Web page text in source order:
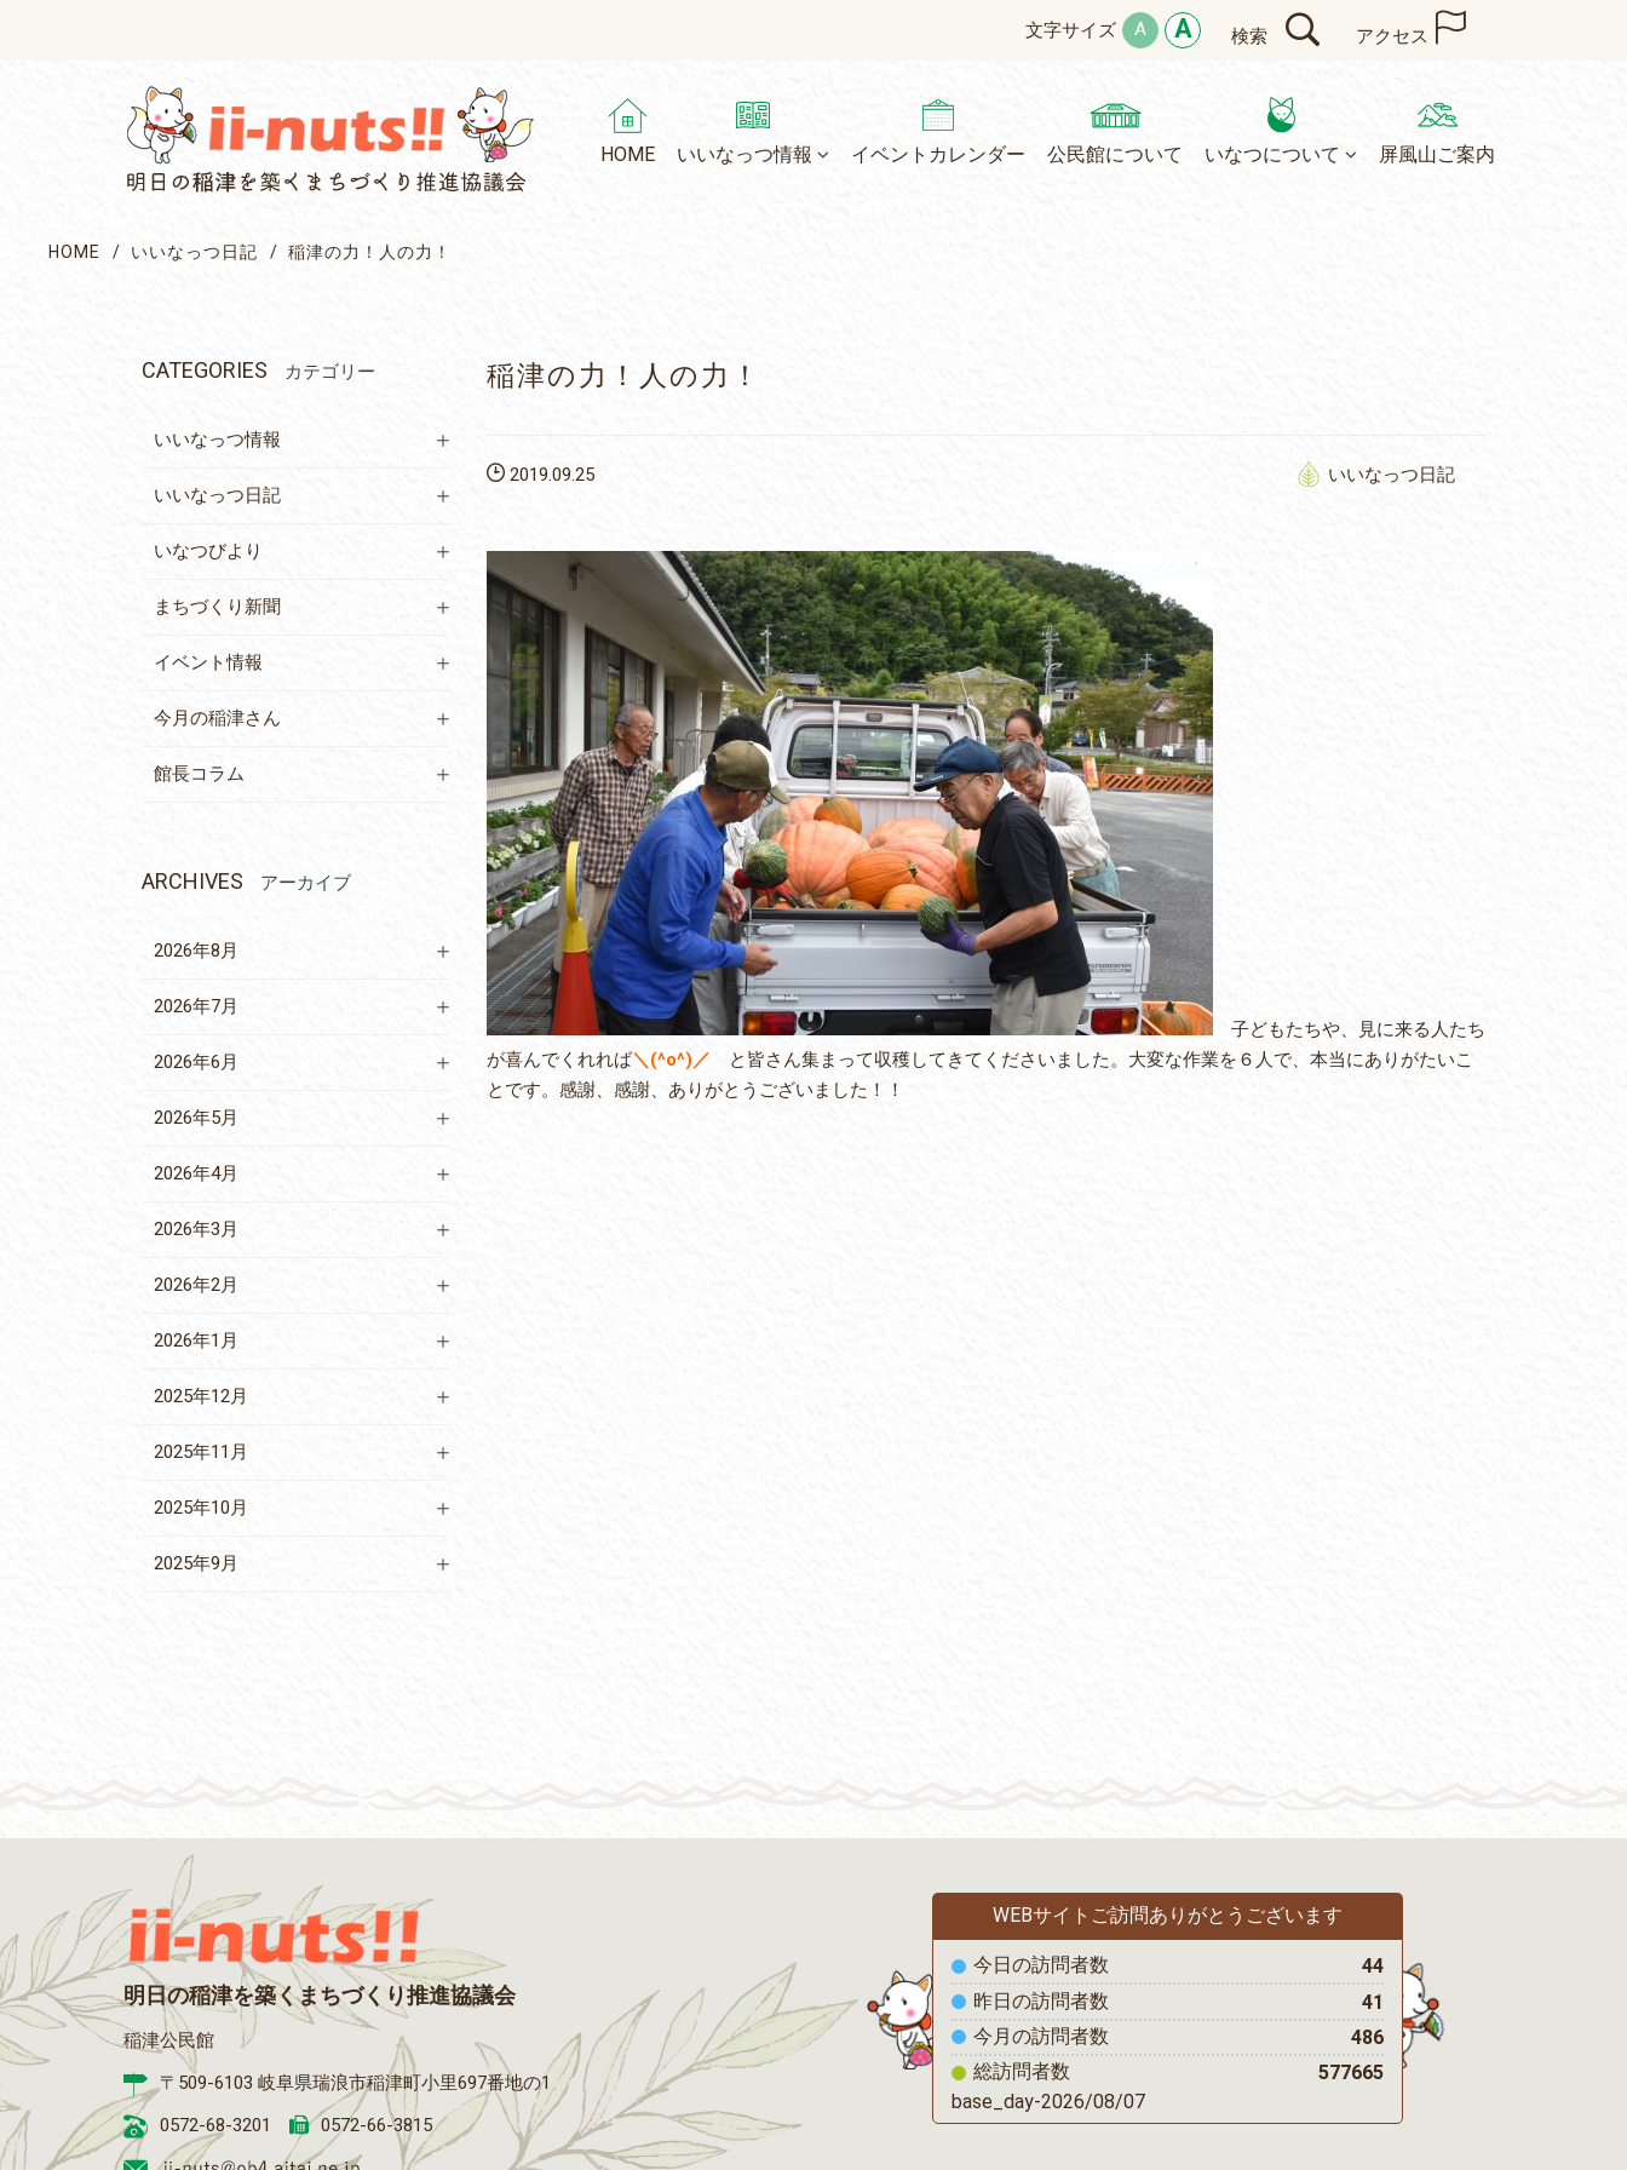
文字サイズ A A 検索 アクセス
HOME いいなっつ情報 イベントカレンダー 公民館について いなつについて 屏風山ご案内
HOME いいなっつ日記 稲津の力！人の力！
CATEGORIES カテゴリー
いいなっつ情報
いいなっつ日記
いなつびより
まちづくり新聞
イベント情報
今月の稲津さん
館長コラム
ARCHIVES アーカイブ
2026年8月
2026年7月
2026年6月
2026年5月
2026年4月
2026年3月
2026年2月
2026年1月
2025年12月
2025年11月
2025年10月
2025年9月
稲津の力！人の力！
いいなっつ日記
2019.09.25
子どもたちや、見に来る人たち
が喜んでくれれば＼(^o^)／ と皆さん集まって収穫してきてくださいました。大変な作業を６人で、本当にありがたいこ
とです。感謝、感謝、ありがとうございました！！
明日の稲津を築くまちづくり推進協議会
稲津公民館
〒509-6103 岐阜県瑞浪市稲津町小里697番地の1
0572-68-3201
0572-66-3815
WEBサイトご訪問ありがとうございます